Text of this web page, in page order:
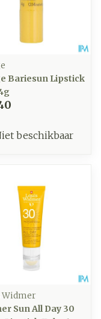
Bariesun Lipstick
beschikbaar
Widmer
Sun All Day 30